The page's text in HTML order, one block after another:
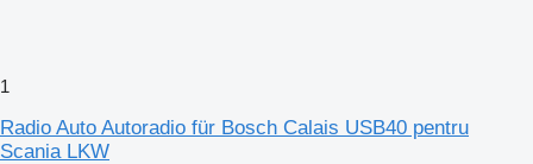
1
Radio Auto Autoradio für Bosch Calais USB40 pentru
Scania LKW